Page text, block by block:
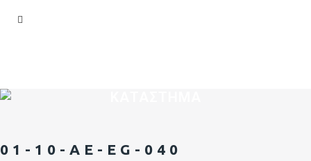
01-10-AE-EG-040